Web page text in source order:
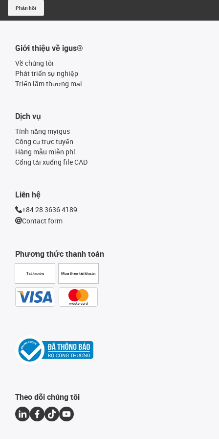
Phản hồi
Giới thiệu về igus®
Về chúng tôi
Phát triển sự nghiệp
Triển lãm thương mại
Phương thức thanh toán
Trả trước Mua theo tài khoản
Dịch vụ
Tính năng myigus
Công cụ trực tuyến
Hàng mẫu miễn phí
Cổng tải xuống file CAD
Liên hệ
+84 28 3636 4189
Contact form
Theo dõi chúng tôi